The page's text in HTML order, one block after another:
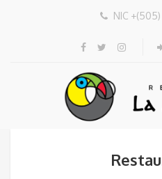
NIC